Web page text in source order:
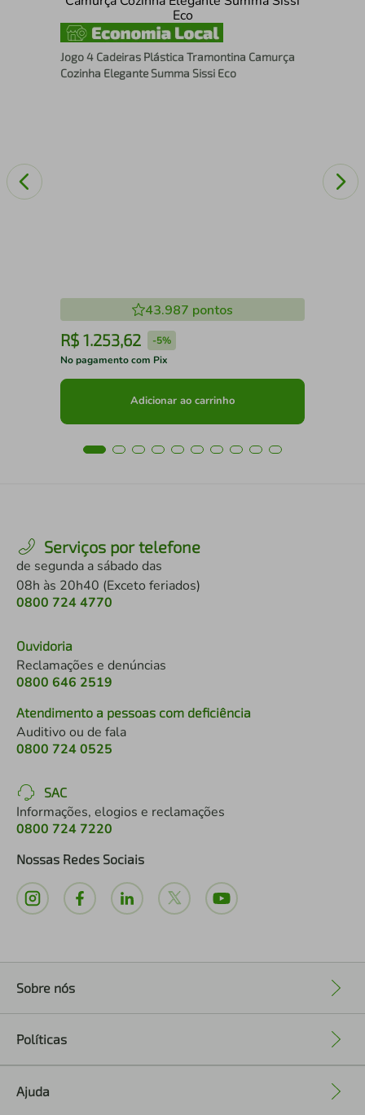
Jogo 4 Cadeiras Plástica Tramontina Camurça
Cozinha Elegante Summa Sissi Eco
43.987 pontos
R$ 1.253,62 -5%
No pagamento com Pix
Adicionar ao carrinho
Serviços por telefone
de segunda a sábado das
08h às 20h40 (Exceto feriados)
0800 724 4770
Ouvidoria
Reclamações e denúncias
0800 646 2519
Atendimento a pessoas com deficiência
Auditivo ou de fala
0800 724 0525
SAC
Informações, elogios e reclamações
0800 724 7220
Nossas Redes Sociais
Sobre nós
Políticas
Ajuda